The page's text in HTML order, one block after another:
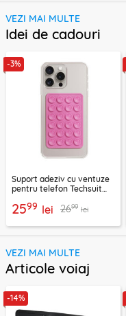
VEZI MAI MULTE
Idei de cadouri
-3%
Suport adeziv cu ventuze
pentru telefon Techsuit
2599 lei 2699 lei
VEZI MAI MULTE
Articole voiaj
-14%